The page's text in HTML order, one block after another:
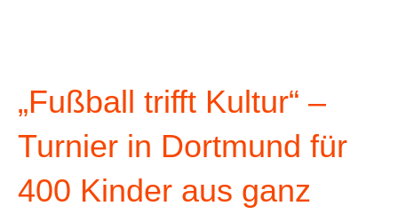
„Fußball trifft Kultur“ –
Turnier in Dortmund für
400 Kinder aus ganz